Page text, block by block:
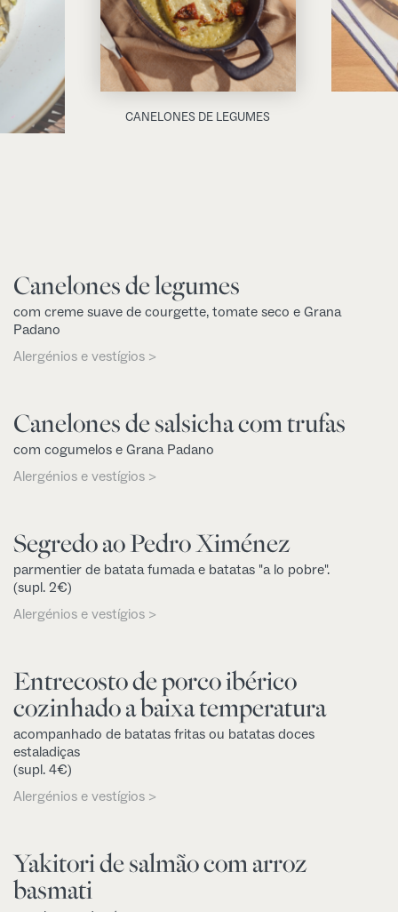
CANELONES DE LEGUMES
Canelones de legumes
com creme suave de courgette, tomate seco e Grana
Padano
Alergénios e vestígios >
Canelones de salsicha com trufas
com cogumelos e Grana Padano
Alergénios e vestígios >
Segredo ao Pedro Ximénez
parmentier de batata fumada e batatas "a lo pobre".
(supl. 2€)
Alergénios e vestígios >
Entrecosto de porco ibérico
cozinhado a baixa temperatura
acompanhado de batatas fritas ou batatas doces
estaladiças
(supl. 4€)
Alergénios e vestígios >
Yakitori de salmão com arroz
basmati